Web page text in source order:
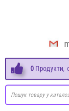
0 Продукти,